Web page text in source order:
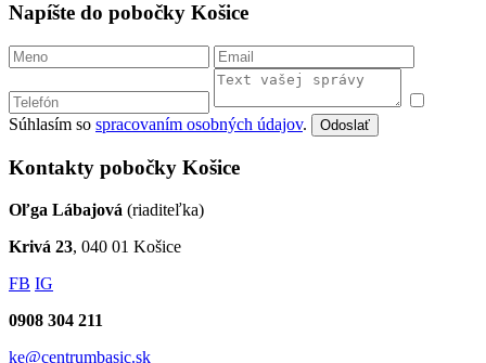
Napíšte do pobočky Košice
Súhlasím so spracovaním osobných údajov. Odoslať
Kontakty pobočky Košice
Oľga Lábajová (riaditeľka)
Krivá 23, 040 01 Košice
FB IG
0908 304 211
ke@centrumbasic.sk